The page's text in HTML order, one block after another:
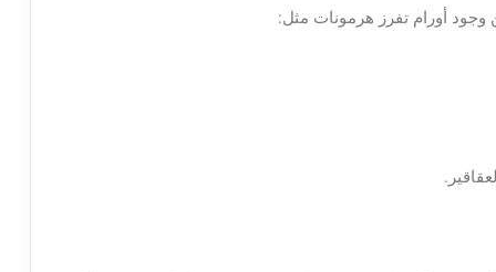
أورام تفرز هرمونات مثل: